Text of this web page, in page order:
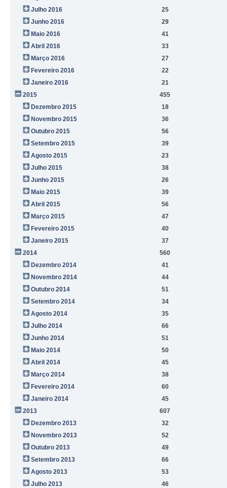
Julho 2016
25
Junho 2016
29
Maio 2016
41
Abril 2016
33
Março 2016
27
Fevereiro 2016
22
Janeiro 2016
21
2015
455
Dezembro 2015
18
Novembro 2015
36
Outubro 2015
56
Setembro 2015
39
Agosto 2015
23
Julho 2015
38
Junho 2015
26
Maio 2015
39
Abril 2015
56
Março 2015
47
Fevereiro 2015
40
Janeiro 2015
37
2014
560
Dezembro 2014
41
Novembro 2014
44
Outubro 2014
51
Setembro 2014
34
Agosto 2014
35
Julho 2014
66
Junho 2014
51
Maio 2014
50
Abril 2014
45
Março 2014
38
Fevereiro 2014
60
Janeiro 2014
45
2013
607
Dezembro 2013
32
Novembro 2013
52
Outubro 2013
49
Setembro 2013
66
Agosto 2013
53
Julho 2013
46